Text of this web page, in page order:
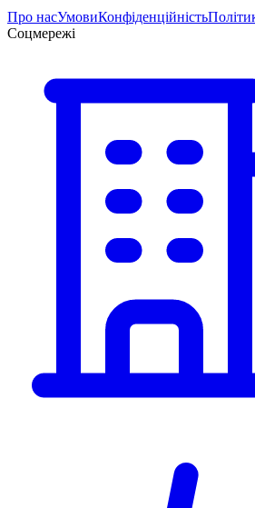
Про насУмовиКонфіденційність
Соцмережі